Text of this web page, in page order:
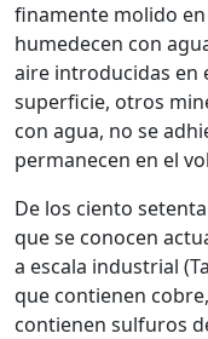
finamente molido
humedecen con
aire introducidas en
superficie, otros
con agua, no se
permanecen en el
De los ciento
que se conocen
a escala industrial
que contienen
contienen sulfuros